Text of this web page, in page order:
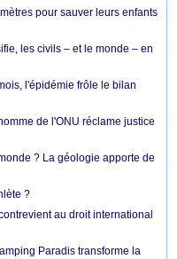
pour sauver leurs enfants
les civils – et le monde – en
l'épidémie frôle le bilan
de l'ONU réclame justice
? La géologie apporte de
?
au droit international
Paradis transforme la